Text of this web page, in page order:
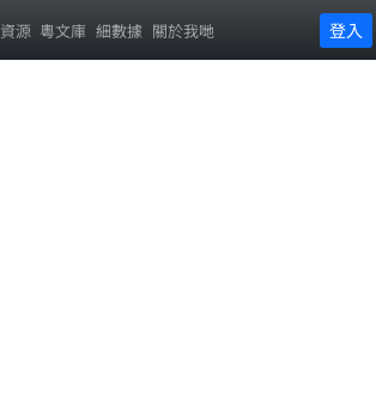
資源 粵文庫 細數據 關於我哋 登入